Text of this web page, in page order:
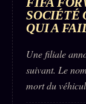
SOCIÉTÉ
QUI A
Une filiale
suivant. Le
mort du